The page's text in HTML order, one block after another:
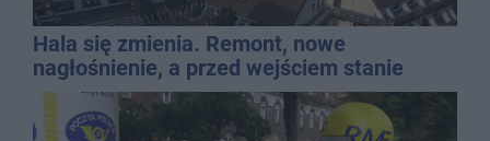
Hala się zmienia. Remont, nowe
nagłośnienie, a przed wejściem stanie
QEMETICA ARENA